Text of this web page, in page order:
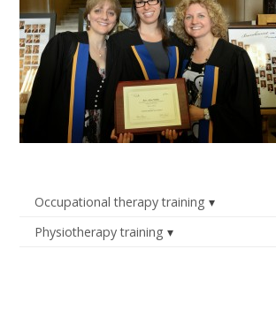
Occupational therapy training
Physiotherapy training